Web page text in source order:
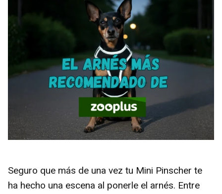
Seguro que más de una vez tu Mini Pinscher te
ha hecho una escena al ponerle el arnés. Entre